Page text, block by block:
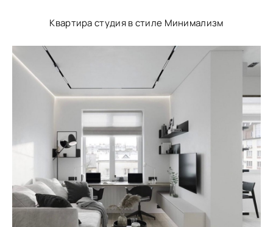
Квартира студия в стиле Минимализм